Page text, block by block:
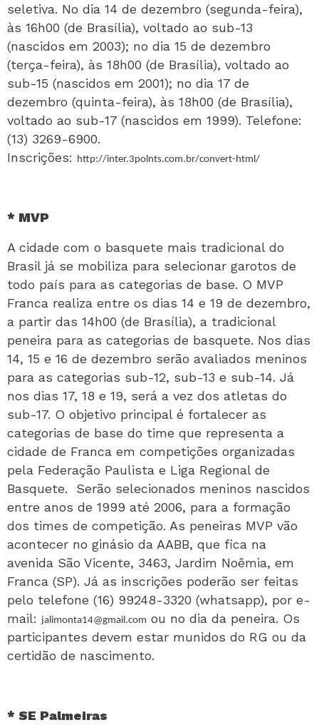
seletiva. No dia 14 de dezembro (segunda-feira),
às 16h00 (de Brasília), voltado ao sub-13
(nascidos em 2003); no dia 15 de dezembro
(terça-feira), às 18h00 (de Brasília), voltado ao
sub-15 (nascidos em 2001); no dia 17 de
dezembro (quinta-feira), às 18h00 (de Brasília),
voltado ao sub-17 (nascidos em 1999). Telefone:
(13) 3269-6900.
Inscrições: http://inter.3polnts.com.br/convert-html/
* MVP
A cidade com o basquete mais tradicional do
Brasil já se mobiliza para selecionar garotos de
todo país para as categorias de base. O MVP
Franca realiza entre os dias 14 e 19 de dezembro,
a partir das 14h00 (de Brasília), a tradicional
peneira para as categorias de basquete. Nos dias
14, 15 e 16 de dezembro serão avaliados meninos
para as categorias sub-12, sub-13 e sub-14. Já
nos dias 17, 18 e 19, será a vez dos atletas do
sub-17. O objetivo principal é fortalecer as
categorias de base do time que representa a
cidade de Franca em competições organizadas
pela Federação Paulista e Liga Regional de
Basquete. Serão selecionados meninos nascidos
entre anos de 1999 até 2006, para a formação
dos times de competição. As peneiras MVP vão
acontecer no ginásio da AABB, que fica na
avenida São Vicente, 3463, Jardim Noêmia, em
Franca (SP). Já as inscrições poderão ser feitas
pelo telefone (16) 99248-3320 (whatsapp), por e-
mail: jalimonta14@gmail.com ou no dia da peneira. Os
participantes devem estar munidos do RG ou da
certidão de nascimento.
* SE Palmeiras